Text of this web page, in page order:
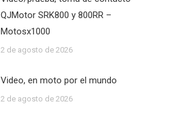
QJMotor SRK800 y 800RR –
Motosx1000
2 de agosto de 2026
Video, en moto por el mundo
2 de agosto de 2026